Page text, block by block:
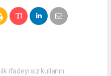
ifadeyi siz kullanın.